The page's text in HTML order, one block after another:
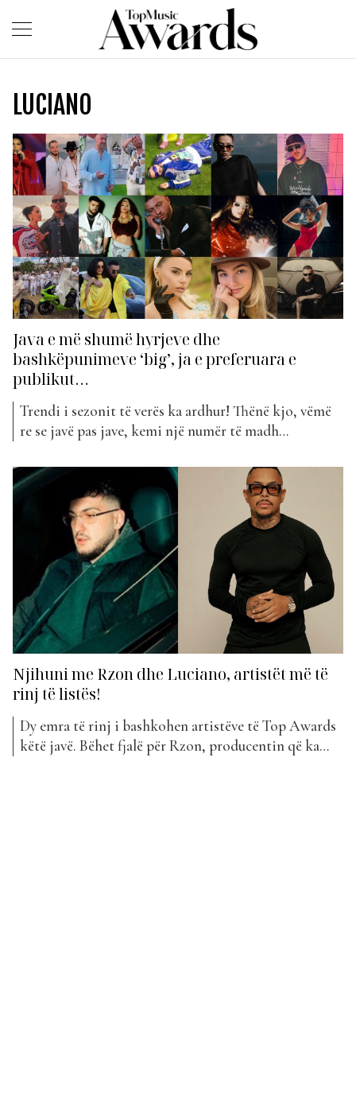
LUCIANO
Java e më shumë hyrjeve dhe
bashkëpunimeve ‘big’, ja e preferuara e
publikut…
Trendi i sezonit të verës ka ardhur! Thënë kjo, vëmë
re se javë pas jave, kemi një numër të madh
solli me vete plot 15 hyrje të reja, java më e ngarkuar
deri më tani. Ndër to kishim projekte soli të
zhanreve...
Njihuni me Rzon dhe Luciano, artistët më të
rinj të listës!
Dy emra të rinj i bashkohen artistëve të Top Awards
këtë javë. Bëhet fjalë për Rzon, producentin që ka